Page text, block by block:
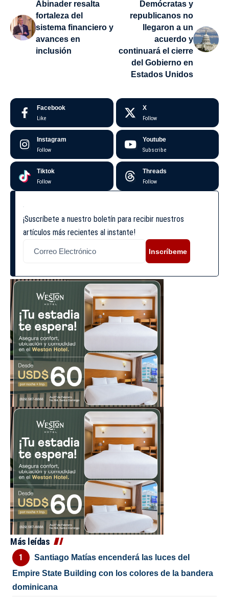
Abinader resalta
fortaleza del
sistema financiero y
avances en
inclusión
Demócratas y
republicanos no
llegaron a un
acuerdo y
continuará el cierre
del Gobierno en
Estados Unidos
Facebook
Like
X
Follow
Instagram
Follow
Youtube
Subscribe
Tiktok
Follow
Threads
Follow
¡Suscríbete a nuestro boletín para recibir nuestros
artículos más recientes al instante!
Inscríbeme
Más leídas
Santiago Matías encenderá las luces del
Empire State Building con los colores de la bandera
dominicana